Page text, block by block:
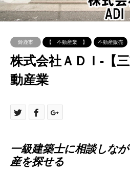
鈴鹿市 【 不動産業 】 不動産販売
株式会社ＡＤＩ-【
動産業
一級建築士に相談しな
産を探せる